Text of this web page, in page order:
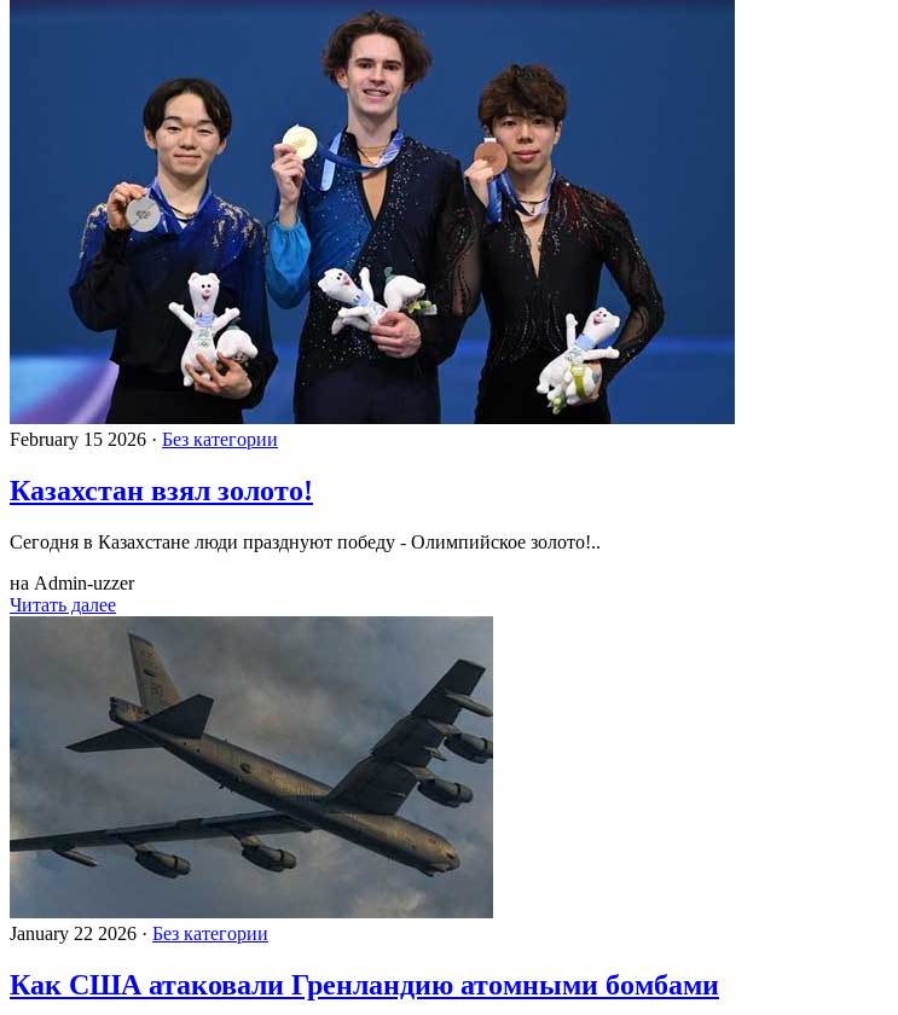
February 15 2026 · Без категории
Казахстан взял золото!
Сегодня в Казахстане люди празднуют победу - Олимпийское золото!..
на Admin-uzzer
Читать далее
January 22 2026 · Без категории
Как США атаковали Гренландию атомными бомбами